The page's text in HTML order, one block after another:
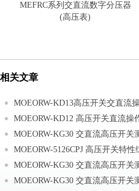
MEFRC系列交直流数字分压器
(高压表)
相关文章